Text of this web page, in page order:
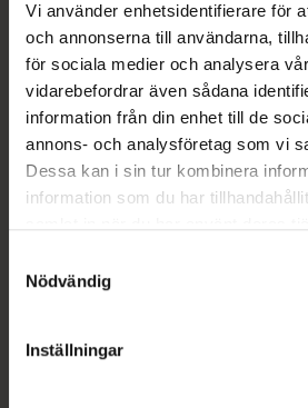
Vi använder enhetsidentifierare för
och annonserna till användarna,
för sociala medier och analysera
vidarebefordrar även sådana
information från din enhet till de
annons- och analysföretag som vi
Dessa kan i sin tur kombinera
information som du har
återkalla ditt samtycke via
cookieinställningar. Ett återkallat
lagligheten av behandling som
Nödvändig
Inställningar
Beskrivning
Läs alltid bipacksedeln
användning.
EAN:07046260310834